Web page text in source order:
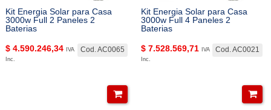
Kit Energia Solar para Casa
3000w Full 2 Paneles 2
Baterias
Cod. AC0065
$ 4.590.246,34
IVA
Inc.
Kit Energia Solar para Casa
3000w Full 4 Paneles 2
Baterias
Cod. AC0021
$ 7.528.569,71
IVA
Inc.